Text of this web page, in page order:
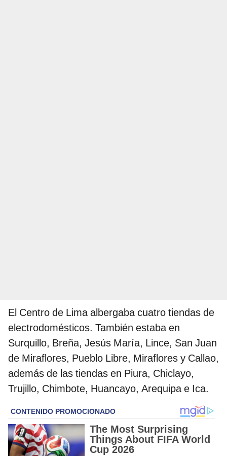
El Centro de Lima albergaba cuatro tiendas de
electrodomésticos. También estaba en
Surquillo, Breña, Jesús María, Lince, San Juan
de Miraflores, Pueblo Libre, Miraflores y Callao,
además de las tiendas en Piura, Chiclayo,
Trujillo, Chimbote, Huancayo, Arequipa e Ica.